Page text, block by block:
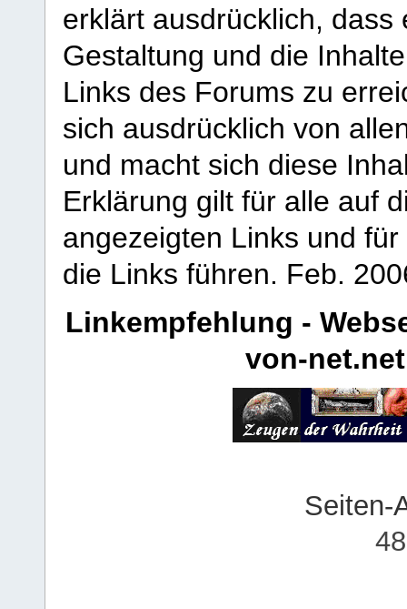
erklärt ausdrücklich,
Gestaltung und die
Links des Forums zu
sich ausdrücklich von
und macht sich diese
Erklärung gilt für alle auf
angezeigten Links und
die Links führen. Feb.
Linkempfehlung -
von-net.net
Seiten-